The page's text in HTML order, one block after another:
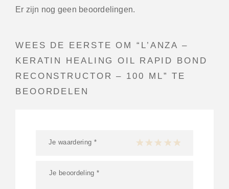
Er zijn nog geen beoordelingen.
WEES DE EERSTE OM “L’ANZA –
KERATIN HEALING OIL RAPID BOND
RECONSTRUCTOR – 100 ML” TE
BEOORDELEN
Je waardering * 1 van de 5 sterren
2 van de 5 sterren
3 van de 5 sterren
4 van de 5 sterren